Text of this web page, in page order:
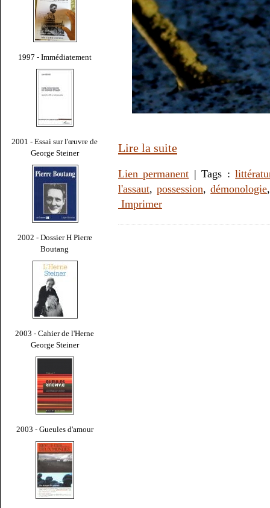
1997 - Immédiatement
2001 - Essai sur l'œuvre de
George Steiner
2002 - Dossier H Pierre
Boutang
2003 - Cahier de l'Herne
George Steiner
2003 - Gueules d'amour
Lire la suite
Lien permanent | Tags :
l'assaut,possession,démonologie
Imprimer